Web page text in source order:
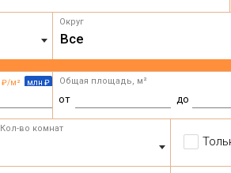
Округ
Все
₽/м² млн ₽ Общая площадь, м²
от до
Кол-во комнат